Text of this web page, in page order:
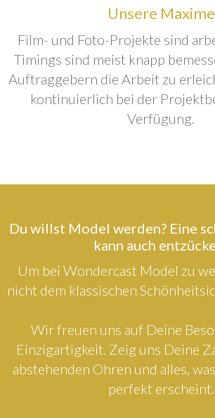
Unsere Maxime
Film- und Foto-Projekte sind
Timings sind meist knapp
Auftraggebern die Arbeit zu
kontinuierlich bei der
Verfügung.
Du willst Model werden? Eine
kann auch
Um bei Wondercast Model zu
nicht dem klassischen
Wir freuen uns auf Deine
Einzigartigkeit. Zeig uns Deine
abstehenden Ohren und alles,
perfekt erscheint.